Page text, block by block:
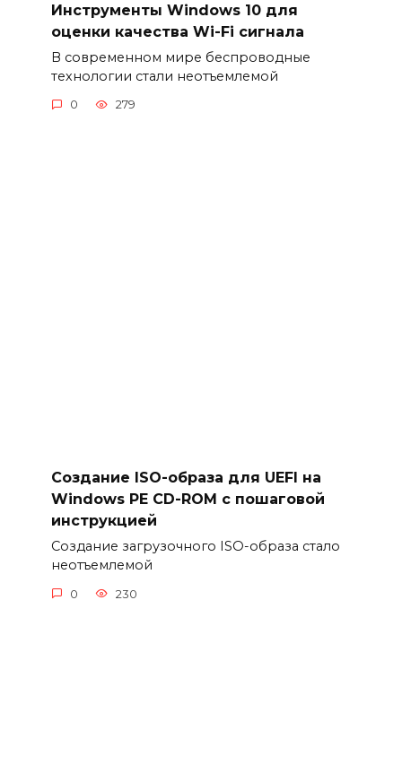
Инструменты Windows 10 для
оценки качества Wi-Fi сигнала
В современном мире беспроводные
технологии стали неотъемлемой
0 279
Создание ISO-образа для UEFI на
Windows PE CD-ROM с пошаговой
инструкцией
Создание загрузочного ISO-образа стало
неотъемлемой
0 230